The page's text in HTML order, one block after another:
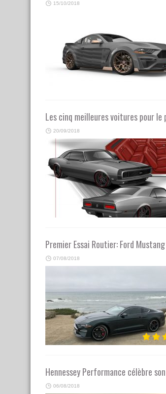
15/10/2018
Les cinq meilleures voitures pour
20/09/2018
Premier Essai Routier: Ford
07/08/2018
Hennessey Performance célèbre
06/08/2018